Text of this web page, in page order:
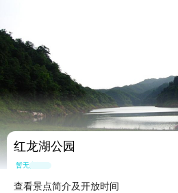
红龙湖公园
暂无点评
查看景点简介及开放时间